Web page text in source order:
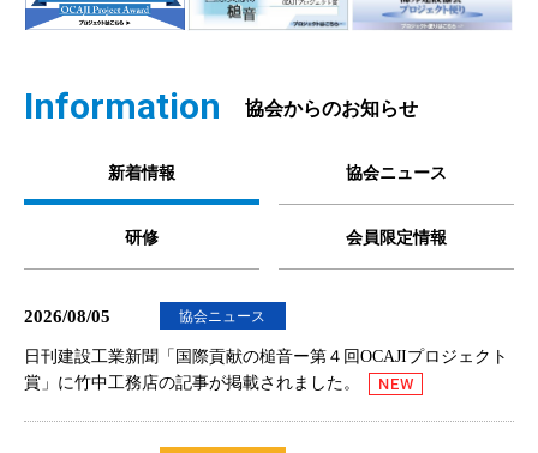
Information 協会からのお知らせ
新着情報 協会ニュース
研修 会員限定情報
2026/08/05 協会ニュース
日刊建設工業新聞「国際貢献の槌音ー第４回OCAJIプロジェクト
賞」に竹中工務店の記事が掲載されました。